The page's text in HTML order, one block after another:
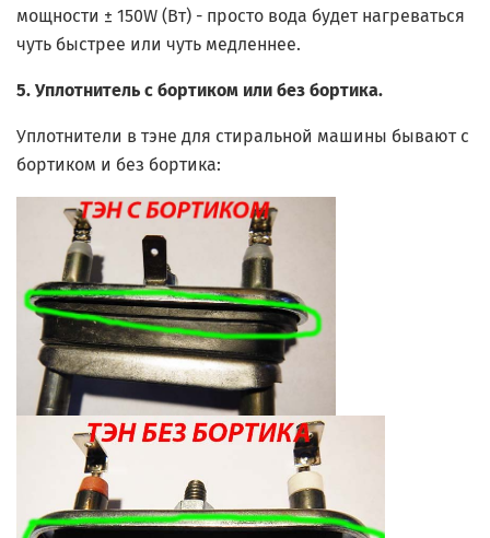
мощности ± 150W (Вт) - просто вода будет нагреваться
чуть быстрее или чуть медленнее.
5. Уплотнитель с бортиком или без бортика.
Уплотнители в тэне для стиральной машины бывают с
бортиком и без бортика: